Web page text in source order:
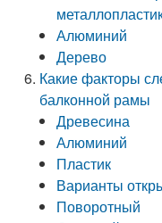
Алюминий
Дерево
Какие факторы
балконной рамы
Древесина
Алюминий
Пластик
Варианты
Поворотный